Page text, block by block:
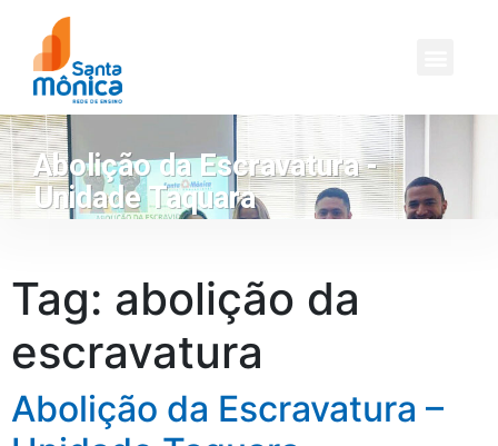
Abolição da Escravatura -
Unidade Taquara
Tag: abolição da
escravatura
Abolição da Escravatura –